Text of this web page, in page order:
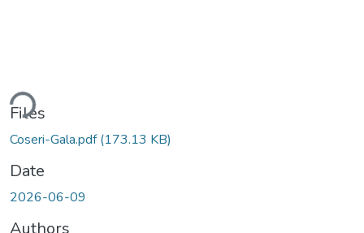
Files
Coseri-Gala.pdf(173.13 KB)
Date
2026-06-09
Authors